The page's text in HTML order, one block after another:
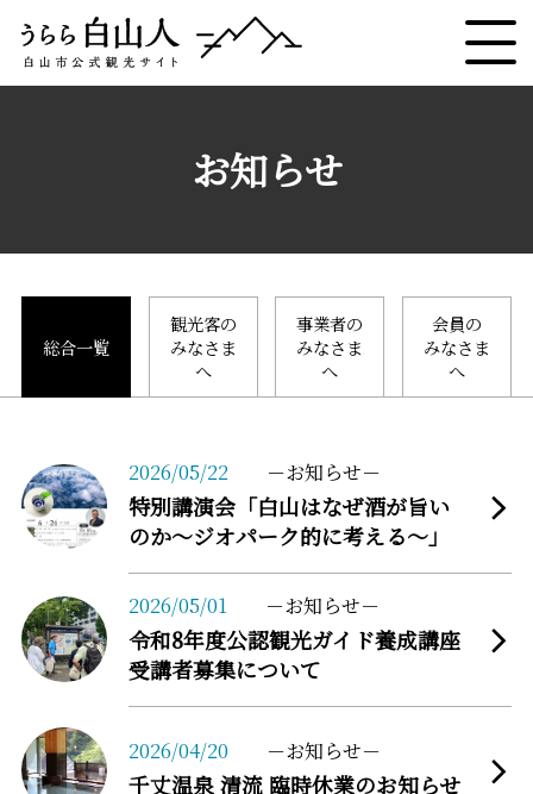
お知らせ
総合一覧
観光客の
みなさま
へ
事業者の
みなさま
へ
会員の
みなさま
へ
特別講演会「白山はなぜ酒が旨い
のか～ジオパーク的に考える～」
2026/05/22 お知らせ
令和8年度公認観光ガイド養成講座
受講者募集について
2026/05/01 お知らせ
more
千丈温泉 清流 臨時休業のお知らせ
2026/04/20 お知らせ
more